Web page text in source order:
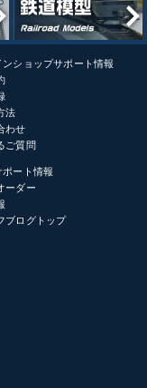
ショップサポート情報
法
わせ
ご質問
ート情報
ーダー
ブログトップ